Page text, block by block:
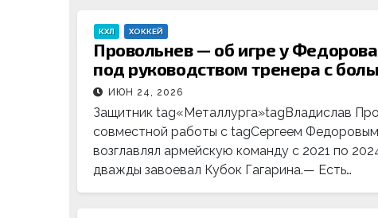
КХЛ ХОККЕЙ
Провольнев — об игре у
под руководством тренера с
ИЮН 24, 2026
Защитник tag«Металлурга»tagВладислав
совместной работы с tagСергеем
возглавлял армейскую команду с 2021 по
дважды завоевал Кубок Гагарина.— Есть…